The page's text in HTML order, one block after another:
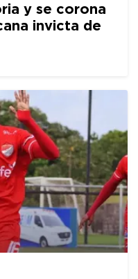
y se corona
invicta de